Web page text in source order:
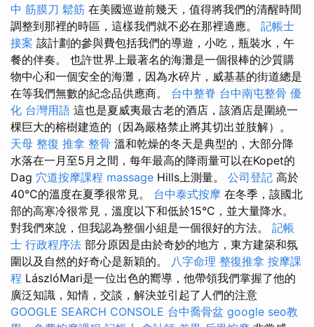
中 筋膜刀 鬆筋 在美國巡遊前幾天，值得將我們的清醒時間
調整到那裡的時區，這樣我們就不必在那裡適應。 記帳士
接案 該計劃的參與費包括我們的導遊，小吃，瓶裝水，午
餐的伴奏。 也許世界上最著名的海灘是一個很棒的沙質購
物中心和一個安全的海灘，因為水碎片，威基基的街道總是
在等我們無數的紀念品供應商。 台中整脊 台中南屯整骨 優
化 台灣用語 這也是夏威夷最古老的酒店，該酒店是圍繞一
棵巨大的榕樹建造的（因為嚴格禁止將其切出並肢解）。
天母 整復 推拿 整骨 溫和乾燥的冬天是典型的，大部分降
水落在一月至5月之間，每年最高的降雨量可以在Kopet的
Dag 穴道按摩課程 massage Hills上測量。 公司登記 高於
40°C的溫度在夏季很常見。 台中泰式按摩 在冬季，該國北
部的高寒冷很常見，溫度以下和低於15°C，並大量降水。
對我們來說，但我認為整個小組是一個很好的方法。 記帳
士 行政程序法 部分原因是由於奇妙的地方，東方建築和氛
圍以及自然的好奇心是新穎的。 八字命理 整復推拿 按摩課
程 LászlóMari是一位出色的嚮導，他帶領我們掌握了他的
廣泛知識，知情，交談，解決並引起了人們的注意
GOOGLE SEARCH CONSOLE 台中喬骨盆 google seo教